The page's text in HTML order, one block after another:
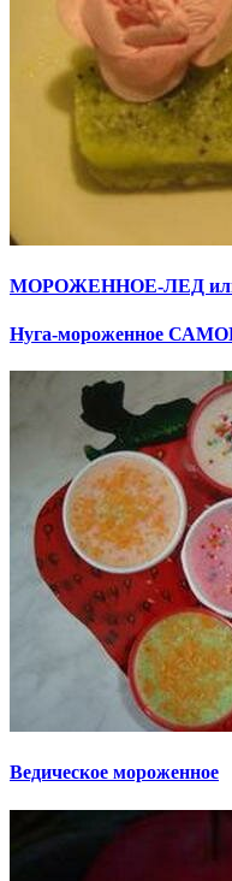
МОРОЖЕННОЕ-ЛЕД или
Нуга-мороженное
Ведическое мороженное